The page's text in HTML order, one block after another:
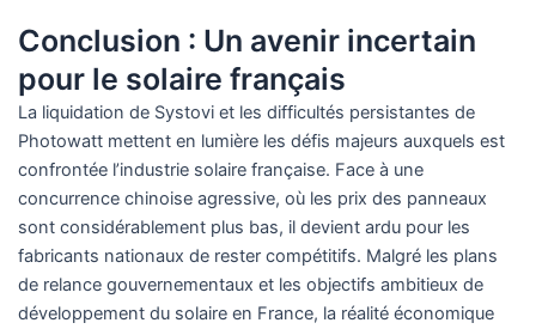
Conclusion : Un avenir incertain
pour le solaire français
La liquidation de Systovi et les difficultés persistantes de
Photowatt mettent en lumière les défis majeurs auxquels est
confrontée l’industrie solaire française. Face à une
concurrence chinoise agressive, où les prix des panneaux
sont considérablement plus bas, il devient ardu pour les
fabricants nationaux de rester compétitifs. Malgré les plans
de relance gouvernementaux et les objectifs ambitieux de
développement du solaire en France, la réalité économique